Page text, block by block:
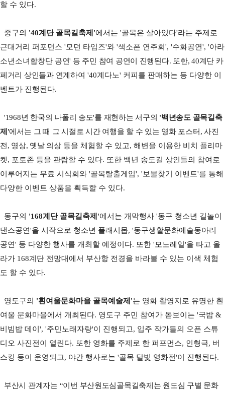
할 수 있다.
중구의 '40계단 골목길축제 '에서는 '골목은 살아있다'라는 주제로
근대거리 퍼포먼스 '모던 타임즈'와 '색소폰 연주회 ', '수화공연', '아라
소년소녀합창단 공연' 등 주민 참여 공연이 진행된다. 또한, 40계단 카
페거리 상인들과 연계하여 '40계다노' 커피를 판매하는 등 다양한 이
벤트가 진행된다.
'1968년 한국의 나폴리 송도'를 재현하는 서구의 '백년송도 골목길축
제 '에서는 그 때 그 시절로 시간 여행을 할 수 있는 영화 포스터 ,사진
전 , 영상, 옛날 의상 등을 체험할 수 있고, 해변을 이용한 비치 플리마
켓, 포토존 등을 관람할 수 있다. 또한 백년 송도길 상인들의 참여로
이루어지는 무료 시식회와 '골목탈출게임', '보물찾기 이벤트'를 통해
다양한 이벤트 상품을 획득할 수 있다.
동구의 '168계단 골목길축제 '에서는 개막행사 '동구 청소년 길놀이
댄스공연'을 시작으로 청소년 플래시몹, '동구생활문화예술동아리
공연' 등 다양한 행사를 개최할 예정이다. 또한 '모노레일'을 타고 올
라가 168계단 전망대에서 부산항 전경을 바라볼 수 있는 이색 체험
도 할 수 있다.
영도구의 '흰여울문화마을 골목예술제 '는 영화 촬영지로 유명한 흰
여울 문화마을에서 개최된다. 영도구 주민 참여가 돋보이는 '국밥 &
비빔밥 데이 ', '주민노래자랑'이 진행되고, 입주 작가들의 오픈 스튜
디오 사진전이 열린다. 또한 영화를 주제로 한 퍼포먼스, 인형극, 버
스킹 등이 운영되고, 야간 행사로는 '골목 달빛 영화전'이 진행된다.
부산시 관계자는 “이번 부산원도심골목길축제는 원도심 구별 문화